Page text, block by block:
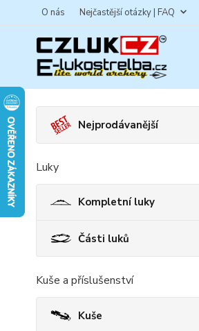
O nás Nejčastější otázky | FAQ
Nejprodávanější
Luky
Kompletní luky
Části luků
Kuše a příslušenství
Kuše